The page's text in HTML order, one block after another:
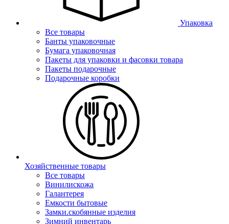
Упаковка
Все товары
Банты упаковочные
Бумага упаковочная
Пакеты для упаковки и фасовки товара
Пакеты подарочные
Подарочные коробки
Хозяйственные товары
Все товары
Винилискожа
Галантерея
Емкости бытовые
Замки.скобянные изделия
Зимний инвентарь